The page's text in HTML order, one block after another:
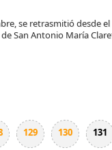
se retrasmitió desde
San Antonio María
129 130 131